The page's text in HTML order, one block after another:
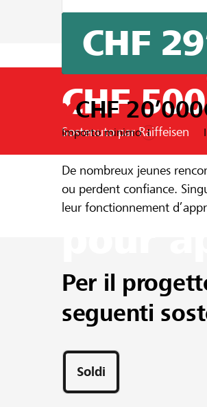
CHF 500
Sostenuto par Raiffeisen
Un progetto della
De nombreux jeunes
ou perdent confiance.
leur fonctionnement
CHF
CHF 20’000
Importo minimo
Per il
seguenti
Soldi